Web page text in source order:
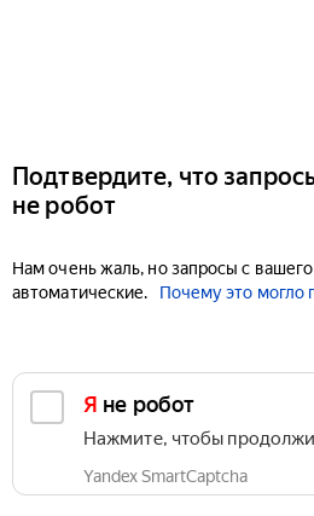
Подтвердите, что
не робот
Нам очень жаль, но запросы с
автоматические.
Почему это могло
Я не робот
Нажмите, чтобы
Yandex SmartCaptcha